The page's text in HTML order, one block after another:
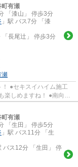
有瀬
「漆山」 停歩3分
」駅 バス7分 「漆
「長尾辻」 停歩3分
瀬
●セキスイハイム施工
しめますね！ ●南向き
有瀬
「生田」 停歩5分
」駅 バス11分 「生
バス12分 「生田」 停